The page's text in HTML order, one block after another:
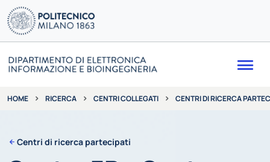
HOME RICERCA CENTRI COLLEGATI CENTRI DI RICERCA
Centri di ricerca partecipati